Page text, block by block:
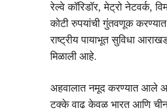
रेल्वे कॉरिडॉर, मेट्रो नेटवर्क,
कोटी रुपयांची गुंतवणूक
राष्ट्रीय पायाभूत सुविधा
मिळाली आहे.
अहवालात नमूद करण्यात आले
टक्के वाढ केवळ भारत आणि